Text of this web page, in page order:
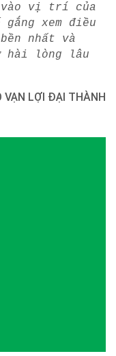
vào vị trí của
gắng xem điều
nhất và
hài lòng lâu
VẠN LỢI ĐẠI THÀNH